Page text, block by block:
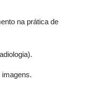
na prática de